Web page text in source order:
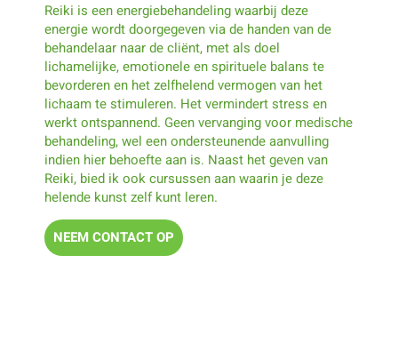
Reiki is een energiebehandeling waarbij deze
energie wordt doorgegeven via de handen van de
behandelaar naar de cliënt, met als doel
lichamelijke, emotionele en spirituele balans te
bevorderen en het zelfhelend vermogen van het
lichaam te stimuleren. Het vermindert stress en
werkt ontspannend. Geen vervanging voor medische
behandeling, wel een ondersteunende aanvulling
indien hier behoefte aan is. Naast het geven van
Reiki, bied ik ook cursussen aan waarin je deze
helende kunst zelf kunt leren.
NEEM CONTACT OP